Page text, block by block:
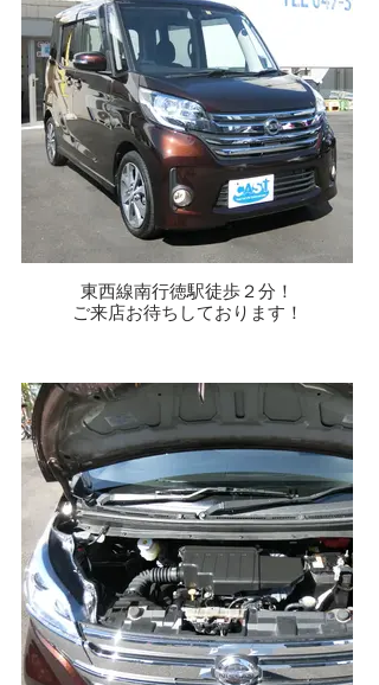
東西線南行徳駅徒歩２分！
ご来店お待ちしております！